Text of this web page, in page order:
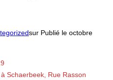
sur Publié le octobre
Schaerbeek, Rue Rasson